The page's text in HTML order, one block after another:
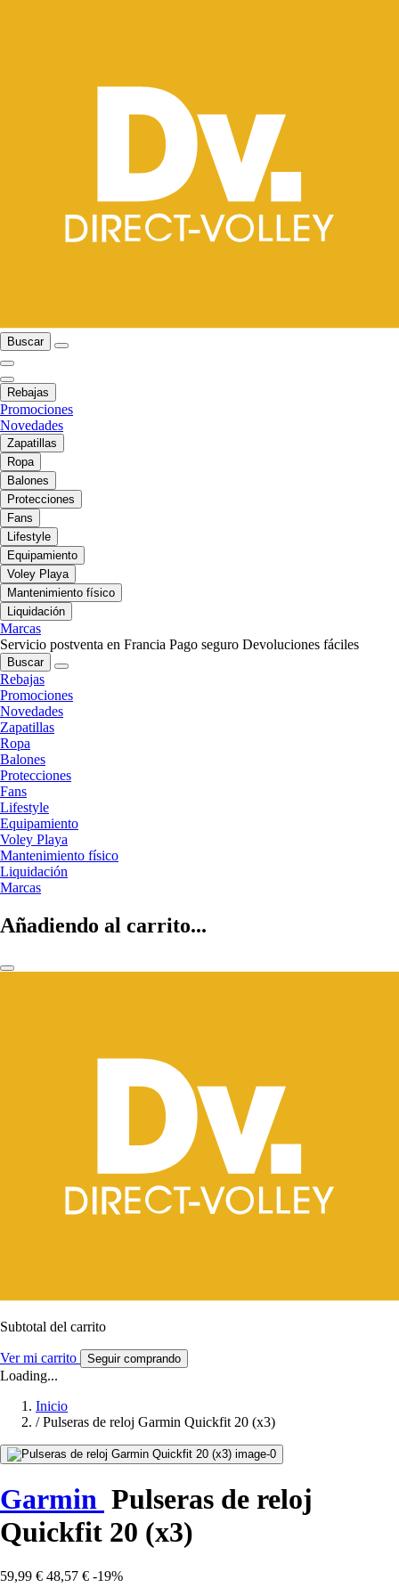
Buscar
Rebajas
Promociones
Novedades
Zapatillas
Ropa
Balones
Protecciones
Fans
Lifestyle
Equipamiento
Voley Playa
Mantenimiento físico
Liquidación
Marcas
Servicio postventa en Francia Pago seguro Devoluciones fáciles
Buscar
Rebajas
Promociones
Novedades
Zapatillas
Ropa
Balones
Protecciones
Fans
Lifestyle
Equipamiento
Voley Playa
Mantenimiento físico
Liquidación
Marcas
Añadiendo al carrito...
Subtotal del carrito
Ver mi carrito Seguir comprando
Loading...
Inicio
/ Pulseras de reloj Garmin Quickfit 20 (x3)
Garmin Pulseras de reloj
Quickfit 20 (x3)
59,99 € 48,57 € -19%